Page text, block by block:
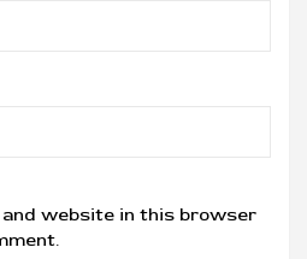
and website in this browser